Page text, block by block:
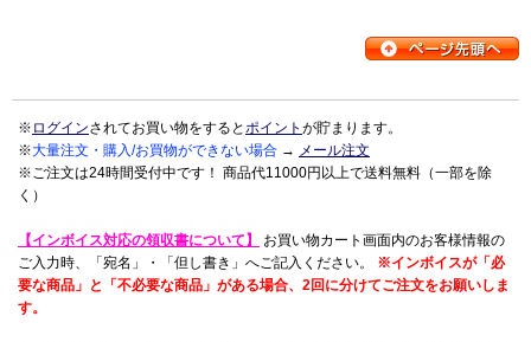
※ ログインされてお買い物をするとポイント が貯まります。
※大量注文・購入/お買物ができない場合 → メール注文
※ご注文は24時間受付中です！ 商品代11000円以上で送料無料（一部を除
く）
【インボイス対応の領収書について】
お買い物カート画面内のお客様情報の
ご入力時、「宛名」・「但し書き」へご記入ください。 ※インボイスが「必
要な商品」と「不必要な商品」がある場合、2回に分けてご注文をお願いしま
す。